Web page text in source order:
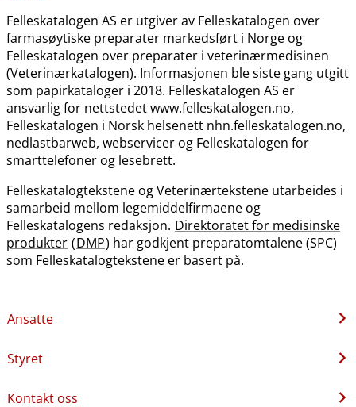
Felleskatalogen AS er utgiver av Felleskatalogen over
farmasøytiske preparater markedsført i Norge og
Felleskatalogen over preparater i veterinærmedisinen
(Veterinærkatalogen). Informasjonen ble siste gang utgitt
som papirkataloger i 2018. Felleskatalogen AS er
ansvarlig for nettstedet www.felleskatalogen.no,
Felleskatalogen i Norsk helsenett nhn.felleskatalogen.no,
nedlastbarweb, webservicer og Felleskatalogen for
smarttelefoner og lesebrett.
Felleskatalogtekstene og Veterinærtekstene utarbeides i
samarbeid mellom legemiddelfirmaene og
Felleskatalogens redaksjon. Direktoratet for medisinske
produkter (DMP) har godkjent preparatomtalene (SPC)
som Felleskatalogtekstene er basert på.
Ansatte
Styret
Kontakt oss